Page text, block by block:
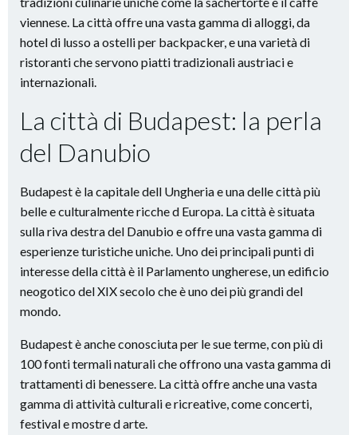
viennese. La città offre una vasta gamma di alloggi, da
hotel di lusso a ostelli per backpacker, e una varietà di
ristoranti che servono piatti tradizionali austriaci e
internazionali.
La città di Budapest: la perla
del Danubio
Budapest è la capitale dell Ungheria e una delle città più
belle e culturalmente ricche d Europa. La città è situata
sulla riva destra del Danubio e offre una vasta gamma di
esperienze turistiche uniche. Uno dei principali punti di
interesse della città è il Parlamento ungherese, un edificio
neogotico del XIX secolo che è uno dei più grandi del
mondo.
Budapest è anche conosciuta per le sue terme, con più di
100 fonti termali naturali che offrono una vasta gamma di
trattamenti di benessere. La città offre anche una vasta
gamma di attività culturali e ricreative, come concerti,
festival e mostre d arte.